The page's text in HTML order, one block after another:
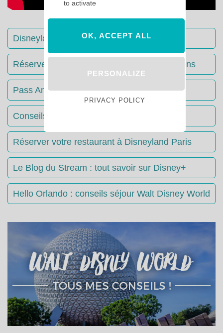
Disneyland Paris : Le guide complet
Réserver votre séjour : toutes les informations
Pass Annuels Disney : informations
Conseils & Astuces Disneyland Paris
Réserver votre restaurant à Disneyland Paris
Le Blog du Stream : tout savoir sur Disney+
Hello Orlando : conseils séjour Walt Disney World
to activate
OK, ACCEPT ALL
PERSONALIZE
PRIVACY POLICY